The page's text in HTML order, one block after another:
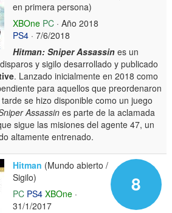
en primera persona)
XBOne PC · Año 2018
PS4 · 7/6/2018
Hitman: Sniper Assassin es un
y sigilo desarrollado y publicado
. Lanzado inicialmente en 2018 como
para aquellos que preordenaron
se hizo disponible como un juego
Assassin es parte de la aclamada
sigue las misiones del agente 47, un
altamente entrenado.
8
Hitman (Mundo abierto /
Sigilo)
PC PS4 XBOne ·
31/1/2017